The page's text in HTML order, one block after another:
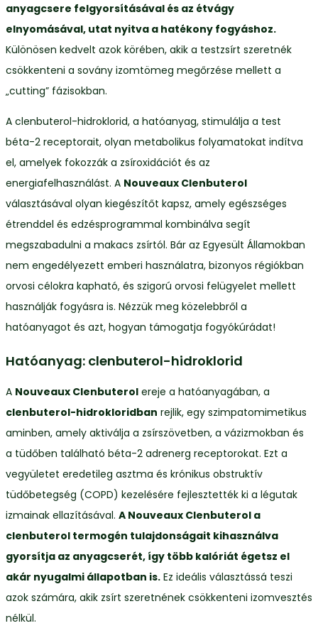
anyagcsere felgyorsításával és az étvágy
elnyomásával, utat nyitva a hatékony fogyáshoz.
Különösen kedvelt azok körében, akik a testzsírt szeretnék
csökkenteni a sovány izomtömeg megőrzése mellett a
„cutting” fázisokban.
A clenbuterol-hidroklorid, a hatóanyag, stimulálja a test
béta-2 receptorait, olyan metabolikus folyamatokat indítva
el, amelyek fokozzák a zsíroxidációt és az
energiafelhasználást. A Nouveaux Clenbuterol
választásával olyan kiegészítőt kapsz, amely egészséges
étrenddel és edzésprogrammal kombinálva segít
megszabadulni a makacs zsírtól. Bár az Egyesült Államokban
nem engedélyezett emberi használatra, bizonyos régiókban
orvosi célokra kapható, és szigorú orvosi felügyelet mellett
használják fogyásra is. Nézzük meg közelebbről a
hatóanyagot és azt, hogyan támogatja fogyókúrádat!
Hatóanyag: clenbuterol-hidroklorid
A Nouveaux Clenbuterol ereje a hatóanyagában, a
clenbuterol-hidrokloridban rejlik, egy szimpatomimetikus
aminben, amely aktiválja a zsírszövetben, a vázizmokban és
a tüdőben található béta-2 adrenerg receptorokat. Ezt a
vegyületet eredetileg asztma és krónikus obstruktív
tüdőbetegség (COPD) kezelésére fejlesztették ki a légutak
izmainak ellazításával. A Nouveaux Clenbuterol a
clenbuterol termogén tulajdonságait kihasználva
gyorsítja az anyagcserét, így több kalóriát égetsz el
akár nyugalmi állapotban is. Ez ideális választássá teszi
azok számára, akik zsírt szeretnének csökkenteni izomvesztés
nélkül.